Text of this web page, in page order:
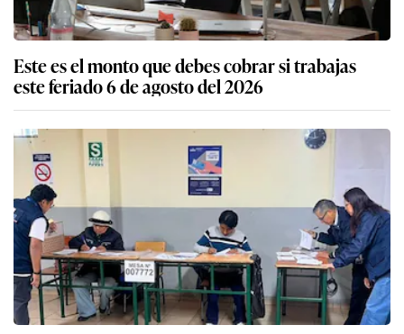
Este es el monto que debes cobrar si trabajas
este feriado 6 de agosto del 2026